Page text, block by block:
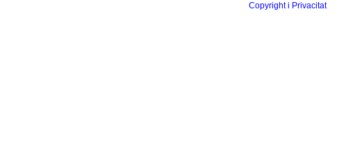
Copyright i Privacitat